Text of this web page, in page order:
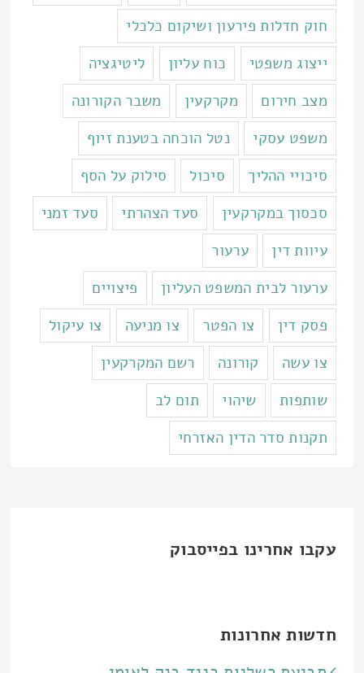
חוק חדלות פירעון ושיקום כלכלי
ייצוג משפטי
כוח עליון
ליטיגציה
מצב חירום
מקרקעין
משבר הקורונה
משפט עסקי
נטל הוכחה בטענת זיוף
סיכויי ההליך
סיכול
סילוק על הסף
סכסוך במקרקעין
סעד הצהרתי
סעד זמני
עיוות דין
ערעור
ערעור לבית המשפט העליון
פיצויים
פסק דין
צו הפטר צו מניעה
צו עיקול
צו עשה
קורונה
רשם המקרקעין
שותפות
שיהוי
תום לב
תקנות סדר הדין האזרחי
עקבו אחרינו בפייסבוק
חדשות אחרונות